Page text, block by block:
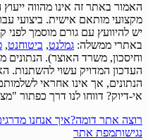
האמור באתר זה אינו מהווה
מקצועי מותאם אישית. ביצועי
יש להיוועץ עם גורם מוסמך לפני
באתרי ממשלה: גמלנט, ביטוחנט,
וחיסכון, משרד האוצר). הנתונים
העדכון המדויק עשוי להשתנות.
הנתונים, אך אינו אחראי
אי-דיוק? דווחו לנו דרך כפתור
רוצה אתר דומה?איך אנחנו
נגישותמפת אתר